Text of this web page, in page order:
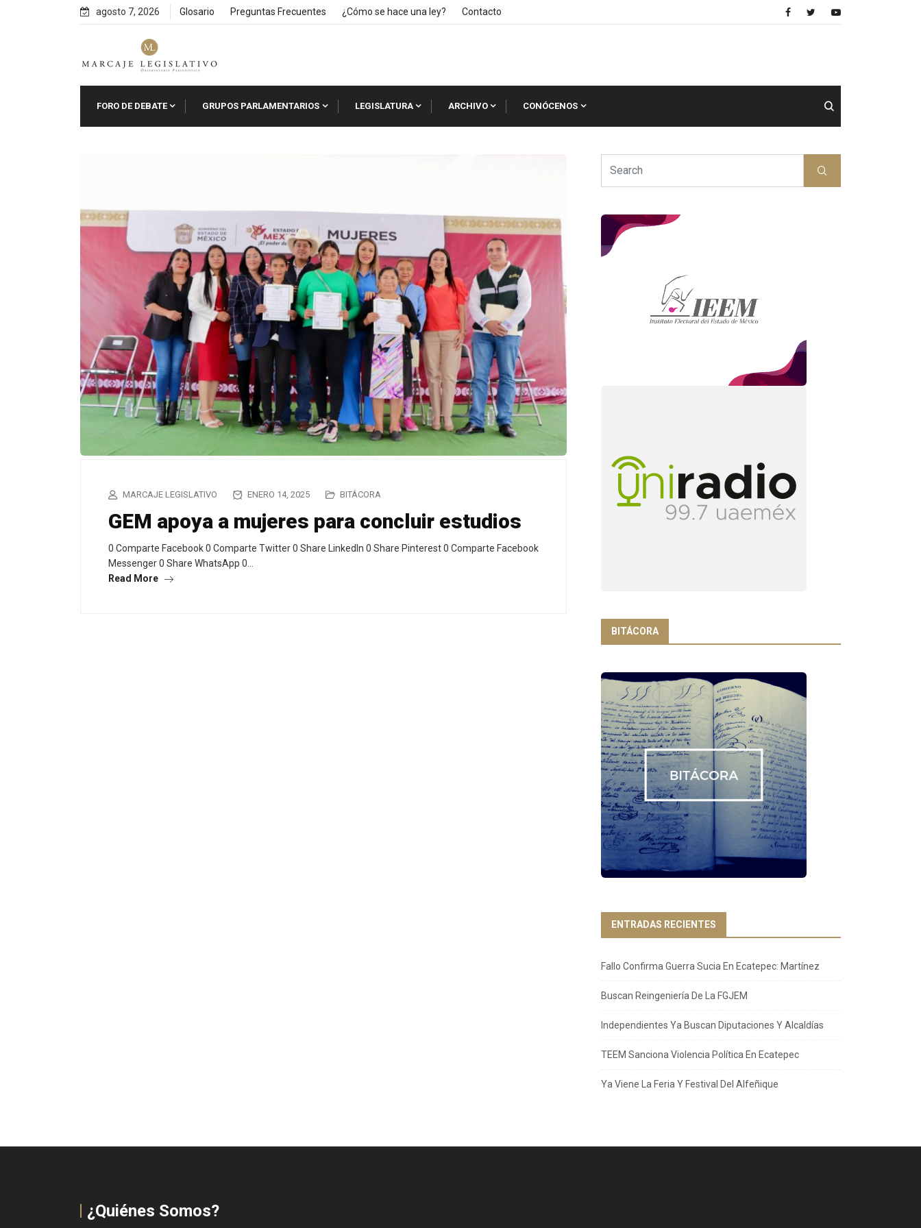
agosto 7, 2026 Glosario Preguntas Frecuentes ¿Cómo se hace una ley? Contacto
FORO DE DEBATE GRUPOS PARLAMENTARIOS LEGISLATURA ARCHIVO CONÓCENOS
MARCAJE LEGISLATIVO ENERO 14, 2025 BITÁCORA
GEM apoya a mujeres para concluir estudios
0 Comparte Facebook 0 Comparte Twitter 0 Share LinkedIn 0 Share Pinterest 0 Comparte Facebook
Messenger 0 Share WhatsApp 0…
Read More
BITÁCORA
ENTRADAS RECIENTES
Fallo Confirma Guerra Sucia En Ecatepec: Martínez
Buscan Reingeniería De La FGJEM
Independientes Ya Buscan Diputaciones Y Alcaldías
TEEM Sanciona Violencia Política En Ecatepec
Ya Viene La Feria Y Festival Del Alfeñique
¿Quiénes Somos?